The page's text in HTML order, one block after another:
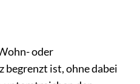
oder
begrenzt ist, ohne dabei